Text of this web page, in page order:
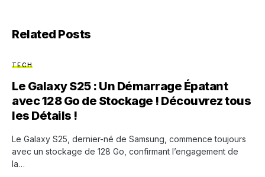
Related Posts
TECH
Le Galaxy S25 : Un Démarrage Épatant
avec 128 Go de Stockage ! Découvrez tous
les Détails !
Le Galaxy S25, dernier-né de Samsung, commence toujours
avec un stockage de 128 Go, confirmant l’engagement de
la…